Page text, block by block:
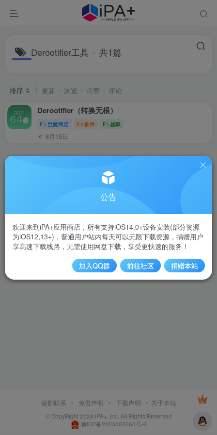
Derootifier工具 共1篇
排序 更新 浏览 点赞 评论
Derootifier（转换无根）
巨魔商店 插件 越狱
8月15日
侵删联系 免责声明 下载声明 关于本站
© CopyRight 2024 iPA+, Inc. All Rights Reserved
新ICP备2023003260号-6
公告
欢迎来到iPA+应用商店，所有支持iOS14.0+设备安装(部分资源
为iOS12,13+)，普通用户站内每天可以无限下载资源，捐赠用户
享高速下载线路，无需使用网盘下载，享受更快速的服务！
加入QQ群 前往社区 捐赠本站